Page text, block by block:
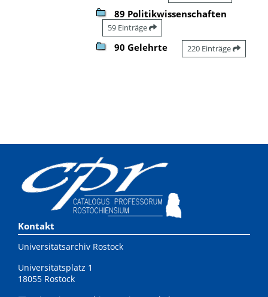
89 Politikwissenschaften
59 Einträge
90 Gelehrte 220 Einträge
Kontakt
Universitätsarchiv Rostock
Universitätsplatz 1
18055 Rostock